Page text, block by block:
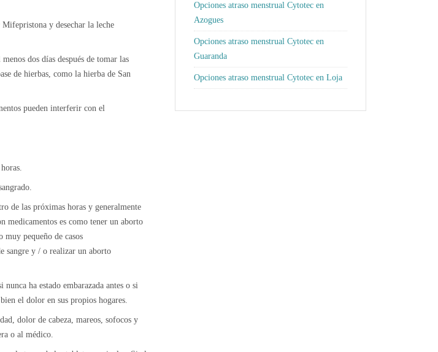
Mifepristona y desechar la leche
dos días después de tomar las
de hierbas, como la hierba de San
pueden interferir con el
de las próximas horas y generalmente
medicamentos es como tener un aborto
muy pequeño de casos
sangre y / o realizar un aborto
ha estado embarazada antes o si
el dolor en sus propios hogares.
dolor de cabeza, mareos, sofocos y
o al médico.
Opciones atraso menstrual Cytotec en
Azogues
Opciones atraso menstrual Cytotec en
Guaranda
Opciones atraso menstrual Cytotec en Loja